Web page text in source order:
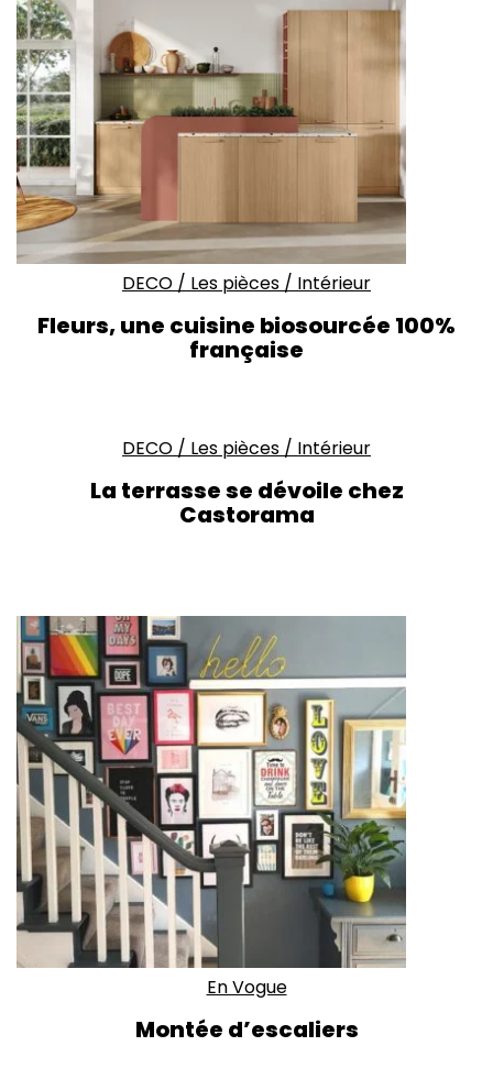
DECO / Les pièces / Intérieur
Fleurs, une cuisine biosourcée 100%
française
DECO / Les pièces / Intérieur
La terrasse se dévoile chez
Castorama
En Vogue
Montée d’escaliers